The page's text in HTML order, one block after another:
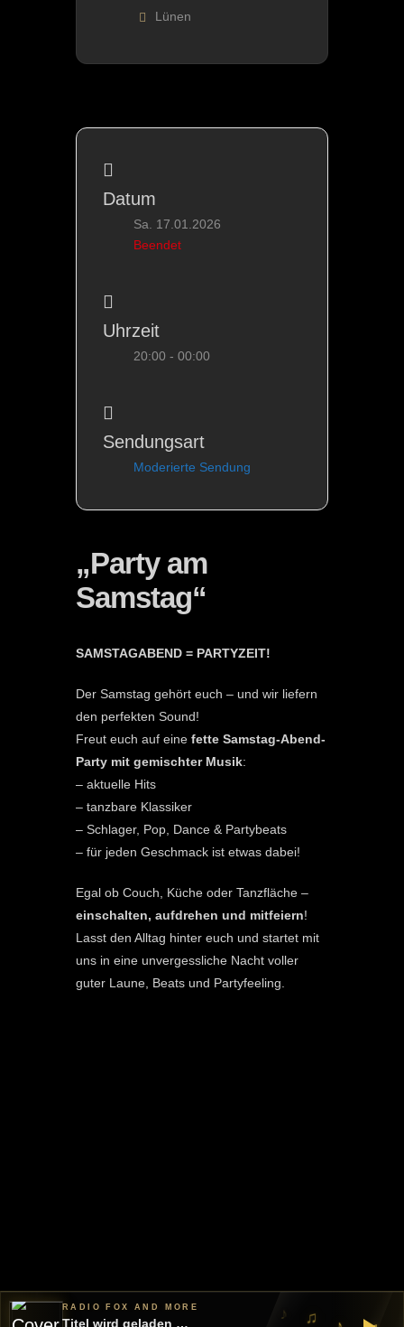
Lünen
Datum
Sa. 17.01.2026
Beendet
Uhrzeit
20:00 - 00:00
Sendungsart
Moderierte Sendung
„Party am
Samstag“
SAMSTAGABEND = PARTYZEIT!
Der Samstag gehört euch – und wir liefern
den perfekten Sound!
Freut euch auf eine fette Samstag-Abend-
Party mit gemischter Musik:
– aktuelle Hits
– tanzbare Klassiker
– Schlager, Pop, Dance & Partybeats
– für jeden Geschmack ist etwas dabei!
Egal ob Couch, Küche oder Tanzfläche –
einschalten, aufdrehen und mitfeiern!
Lasst den Alltag hinter euch und startet mit
uns in eine unvergessliche Nacht voller
guter Laune, Beats und Partyfeeling.
RADIO FOX AND MORE
Titel wird geladen …
♪ ♫ ♪